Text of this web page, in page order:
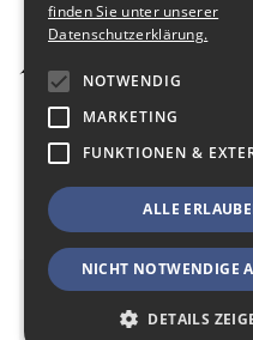
©STAWOWY -
finden Sie unter unserer
Datenschutzerklärung.
NOTWENDIG
MARKETING
FUNKTIONEN &
ALLE
NICHT NOTWENDIGE
DETAILS